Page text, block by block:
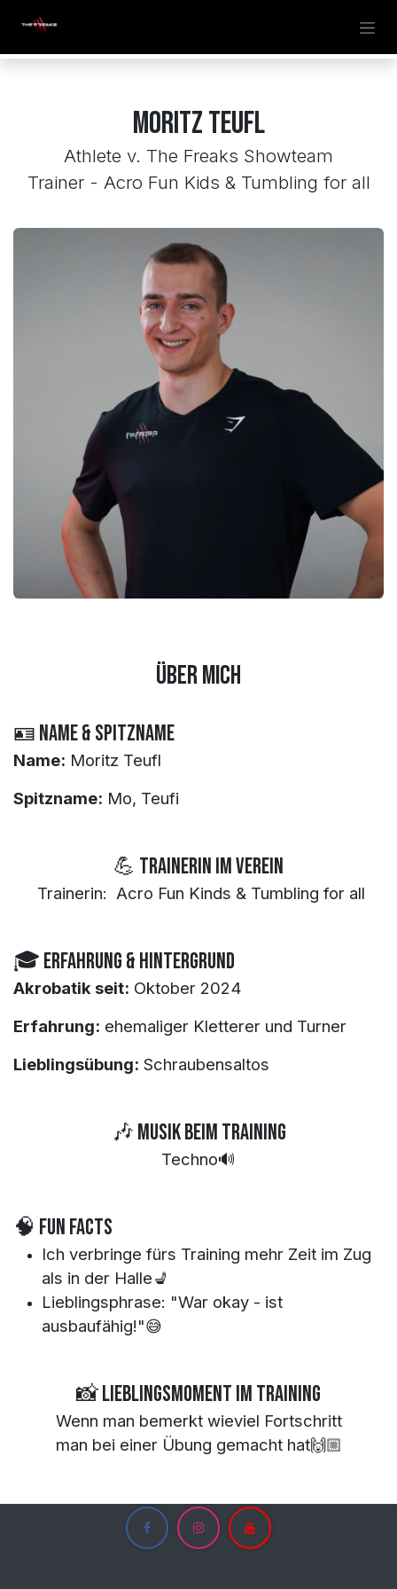
Moritz Teufl
Athlete v. The Freaks Showteam
Trainer - Acro Fun Kids & Tumbling for all
Über mich
🪪 Name & Spitzname
Name: Moritz Teufl
Spitzname: Mo, Teufi
💪 TrainerIn im Verein
Trainerin: Acro Fun Kinds & Tumbling for all
🎓 Erfahrung & Hintergrund
Akrobatik seit: Oktober 2024
Erfahrung: ehemaliger Kletterer und Turner
Lieblingsübung: Schraubensaltos
🎶 Musik beim Training
Techno🔊
🧠 Fun Facts
Ich verbringe fürs Training mehr Zeit im Zug
als in der Halle💺
Lieblingsphrase: "War okay - ist
ausbaufähig!"😅
📸 Lieblingsmoment im Training
Wenn man bemerkt wieviel Fortschritt
man bei einer Übung gemacht hat🙌🏼